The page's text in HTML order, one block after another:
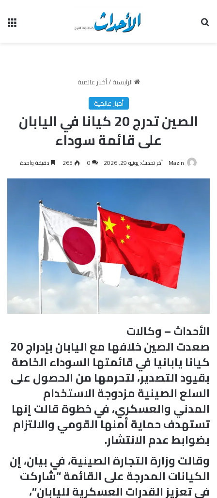
الرئيسية/أخبار عالمية
أخبار عالمية
الصين تدرج 20 كيانا في اليابان
على قائمة سوداء
Mazin آخر تحديث: يونيو 29, 2026 0
265 دقيقة واحدة
الأحداث – وكالات
صعدت الصين خلافها مع اليابان بإدراج 20
كيانا يابانيا في قائمتها السوداء الخاصة
بقيود التصدير، لتحرمها من الحصول على
السلع الصينية مزدوجة الاستخدام
المدني والعسكري، في خطوة قالت إنها
تستهدف حماية أمنها القومي والالتزام
بضوابط عدم الانتشار.
وقالت وزارة التجارة الصينية، في بيان، إن
الكيانات المدرجة على القائمة “شاركت
في تعزيز القدرات العسكرية لليابان”،